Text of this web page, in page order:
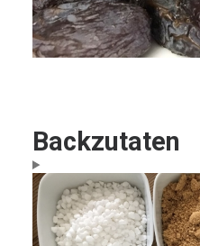
Backzutaten